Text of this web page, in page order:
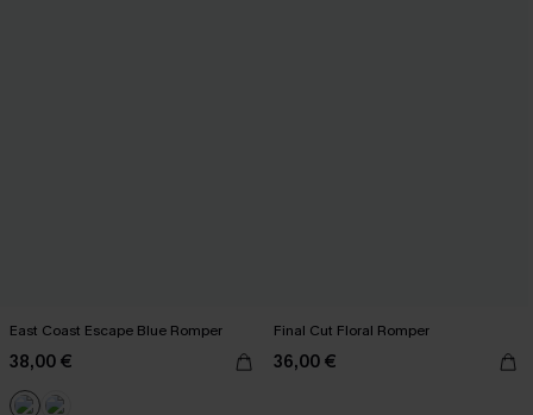
East Coast Escape Blue Romper
38,00 €
Final Cut Floral Romper
36,00 €